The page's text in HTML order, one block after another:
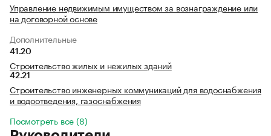
Управление недвижимым имуществом за вознаграждение или
на договорной основе
Дополнительные
41.20
Строительство жилых и нежилых зданий
42.21
Строительство инженерных коммуникаций для водоснабжения
и водоотведения, газоснабжения
Посмотреть все (8)